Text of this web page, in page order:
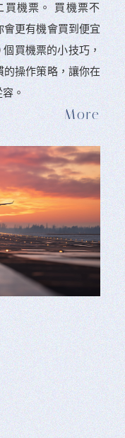
買機票。 󠀠買機票不
更有機會買到便宜
買機票的小技巧，
操作策略，讓你在
。